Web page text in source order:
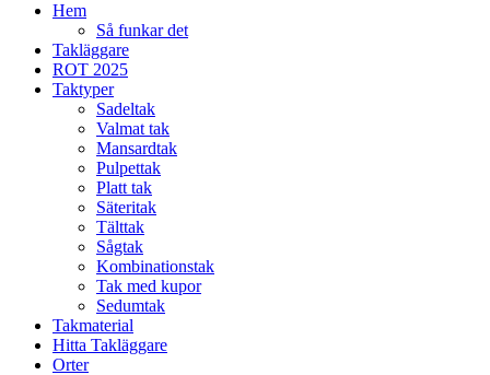
Hem
Så funkar det
Takläggare
ROT 2025
Taktyper
Sadeltak
Valmat tak
Mansardtak
Pulpettak
Platt tak
Säteritak
Tälttak
Sågtak
Kombinationstak
Tak med kupor
Sedumtak
Takmaterial
Hitta Takläggare
Orter